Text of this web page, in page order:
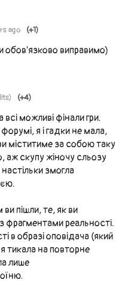
ago (+1)
обов'язково виправимо)
(+4)
можливі фінали гри.
я і гадки не мала,
міститиме за собою таку
аж скупу жіночу сльозу
змогла
пішли, те, як ви
фрагментами реальності.
в образі оповідача (який
тикала на повторне
лише